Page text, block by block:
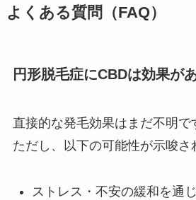
よくある質問（FAQ）
円形脱毛症にCBDは効果が
直接的な発毛効果はまだ不明で
ただし、以下の可能性が示唆さ
ストレス・不安の緩和を通